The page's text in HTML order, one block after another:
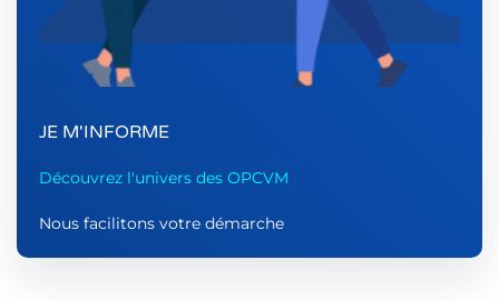
JE M'INFORME
Découvrez l'univers des OPCVM
Nous facilitons votre démarche